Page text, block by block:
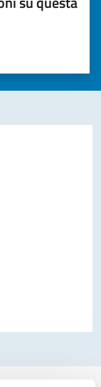
chiarezza delle